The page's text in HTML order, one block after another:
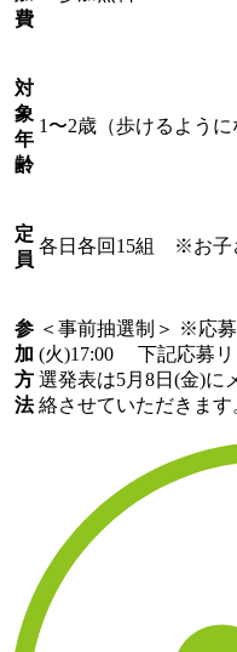
費
対
象
年
齢
1〜2歳（歩けるように
定
員
各日各回15組 ※お子
参
加
方
法
＜事前抽選制＞ ※応募
(火)17:00 下記応募リ
選発表は5月8日(金)に
絡させていただきます